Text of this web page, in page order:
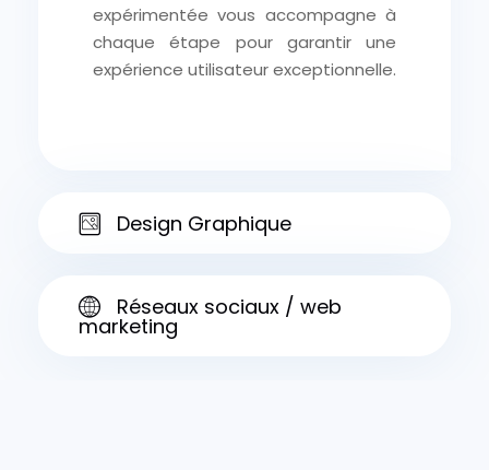
expérimentée vous accompagne à
chaque étape pour garantir une
expérience utilisateur exceptionnelle.
Design Graphique
Réseaux sociaux / web
marketing